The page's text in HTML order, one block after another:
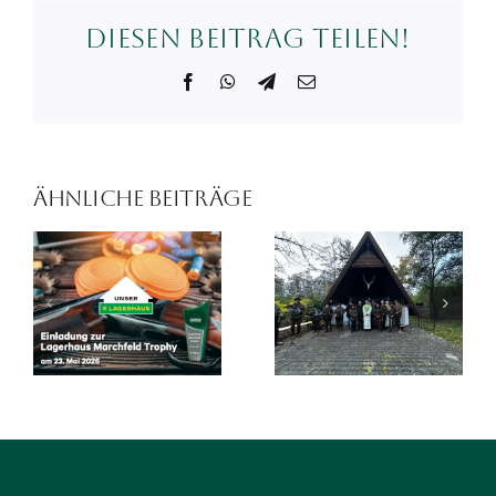
Diesen Beitrag teilen!
FacebookWhatsApp
Telegram
E-
Ähnliche Beiträge
Einladung
zur
Hubertusmesse
am Freitag,
Einladung
zum Kettner
Cup am
Samstag,